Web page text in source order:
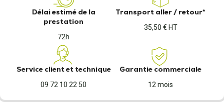
Délai estimé de la
prestation
72h
Transport aller / retour*
35,50 € HT
Service client et technique
09 72 10 22 50
Garantie commerciale
12 mois